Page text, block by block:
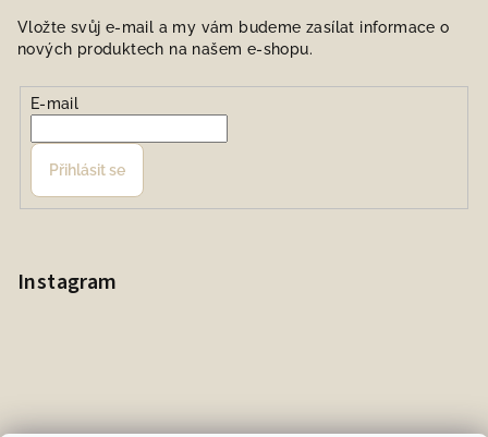
Vložte svůj e-mail a my vám budeme zasílat informace o
nových produktech na našem e-shopu.
E-mail
Přihlásit se
Instagram